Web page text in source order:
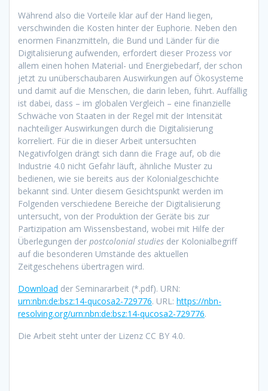
Während also die Vorteile klar auf der Hand liegen,
verschwinden die Kosten hinter der Euphorie. Neben den
enormen Finanzmitteln, die Bund und Länder für die
Digitalisierung aufwenden, erfordert dieser Prozess vor
allem einen hohen Material- und Energiebedarf, der schon
jetzt zu unüberschaubaren Auswirkungen auf Ökosysteme
und damit auf die Menschen, die darin leben, führt. Auffällig
ist dabei, dass – im globalen Vergleich – eine finanzielle
Schwäche von Staaten in der Regel mit der Intensität
nachteiliger Auswirkungen durch die Digitalisierung
korreliert. Für die in dieser Arbeit untersuchten
Negativfolgen drängt sich dann die Frage auf, ob die
Industrie 4.0 nicht Gefahr läuft, ähnliche Muster zu
bedienen, wie sie bereits aus der Kolonialgeschichte
bekannt sind. Unter diesem Gesichtspunkt werden im
Folgenden verschiedene Bereiche der Digitalisierung
untersucht, von der Produktion der Geräte bis zur
Partizipation am Wissensbestand, wobei mit Hilfe der
Überlegungen der postcolonial studies der Kolonialbegriff
auf die besonderen Umstände des aktuellen
Zeitgeschehens übertragen wird.
Download der Seminararbeit (*.pdf). URN:
urn:nbn:de:bsz:14-qucosa2-729776. URL: https://nbn-
resolving.org/urn:nbn:de:bsz:14-qucosa2-729776.
Die Arbeit steht unter der Lizenz CC BY 4.0.